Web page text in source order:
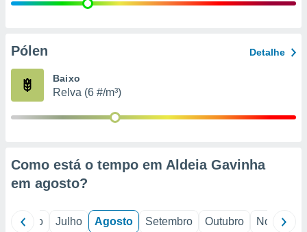
e
de
Pólen Detalhe
Baixo
Relva (6 #/m³)
Como está o tempo em Aldeia Gavinha
em agosto?
Junho Julho Agosto Setembro Outubro Novembro